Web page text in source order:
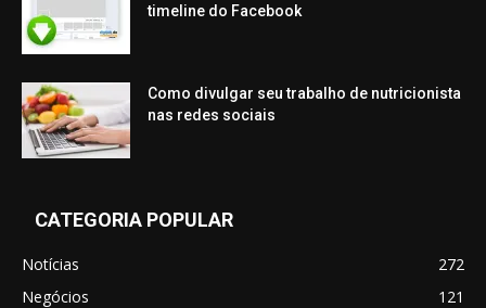
timeline do Facebook
Como divulgar seu trabalho de nutricionista
nas redes sociais
CATEGORIA POPULAR
Notícias
272
Negócios
121